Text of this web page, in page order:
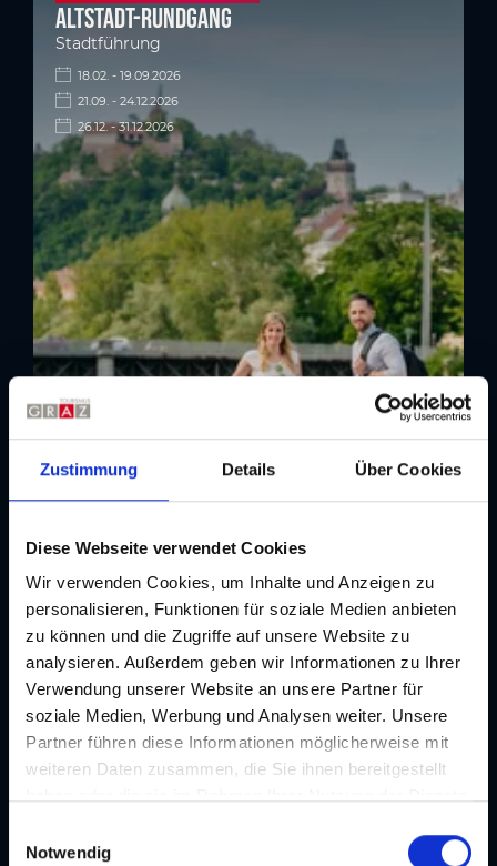
Zustimmung Details Über Cookies
Diese Webseite verwendet Cookies
Wir verwenden Cookies, um Inhalte und Anzeigen zu
personalisieren, Funktionen für soziale Medien anbieten
zu können und die Zugriffe auf unsere Website zu
analysieren. Außerdem geben wir Informationen zu Ihrer
Verwendung unserer Website an unsere Partner für
soziale Medien, Werbung und Analysen weiter. Unsere
Partner führen diese Informationen möglicherweise mit
weiteren Daten zusammen, die Sie ihnen bereitgestellt
an Dritte weitergegeben und an Dritte in Ländern, in
Notwendig
Altstadt-Rundgang
Stadtführung
18.02. - 19.09.2026
21.09. - 24.12.2026
26.12. - 31.12.2026
Top Event
La Strada
Special Event | Festival | Kunst | Zirkus/Cirque
Nouveau
31.07. - 08.08.2026